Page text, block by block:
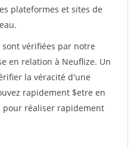
plateformes et sites de
vérifiées par notre
en relation à Neuflize. Un
la véracité d'une
rapidement $etre en
pour réaliser rapidement